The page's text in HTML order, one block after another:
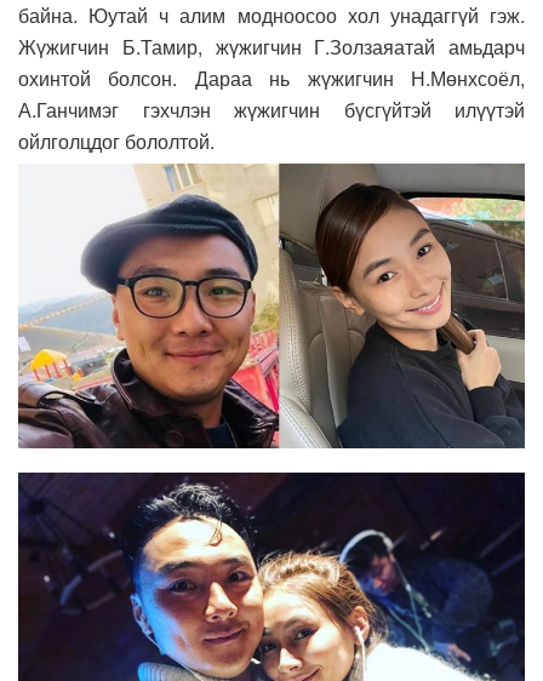
байна. Юутай ч алим модноосоо хол унадаггүй гэж.
Жүжигчин Б.Тамир, жүжигчин Г.Золзаяатай амьдарч
охинтой болсон. Дараа нь жүжигчин Н.Мөнхсоёл,
А.Ганчимэг гэхчлэн жүжигчин бүсгүйтэй илүүтэй
ойлголцдог бололтой.